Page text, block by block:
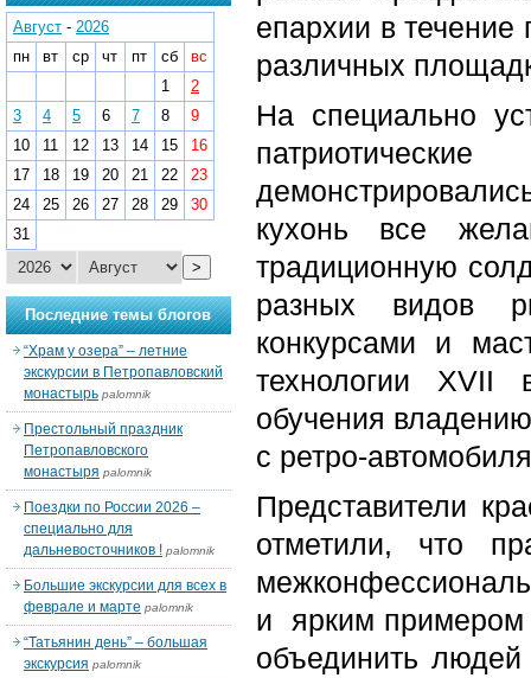
епархии в течение
различных
На специально
кухонь все
традиционную
разных видов
конкурсами и
технологии XVII
обучения
с ретро-
Представители
отметили, что
и ярким примером
объединить
Август - 2026
пн
вт ср чт пт сб
вс
1
2
3
4 5 6 7 8
9
10
11 12 13 14 15
16
17
18 19 20 21 22
23
24
25 26 27 28 29
30
31
>
Последние темы блогов
“Храм у озера” – летние
экскурсии в Петропавловский
монастырь palomnik
Престольный праздник
Петропавловского
монастыря palomnik
Поездки по России 2026 –
специально для
дальневосточников ! palomnik
Большие экскурсии для всех в
феврале и марте palomnik
“Татьянин день” – большая
экскурсия palomnik